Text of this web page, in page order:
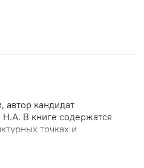
автор кандидат
Н.А. В книге содержатся
точках и
показаниями к